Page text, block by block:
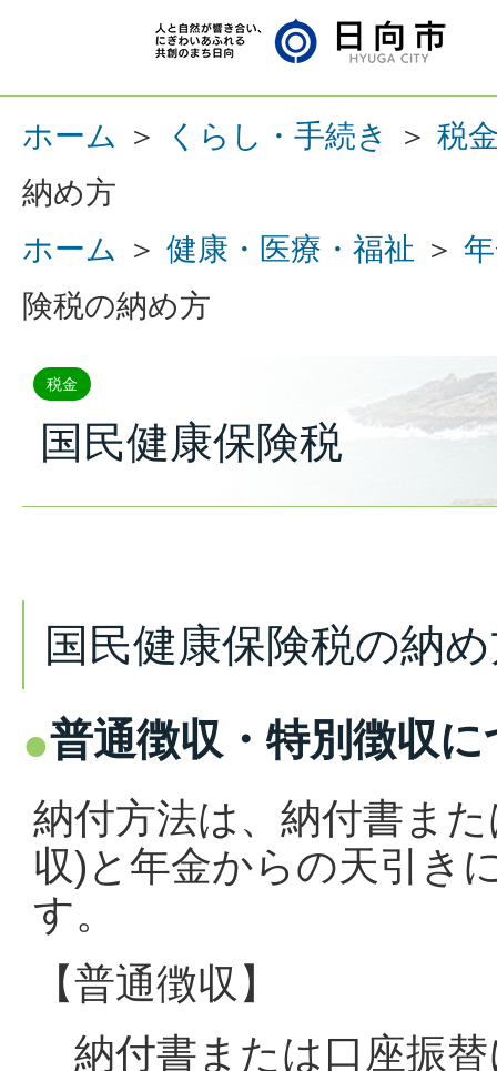
ホーム ＞ くらし・手続き ＞ 税
納め方
ホーム
＞ 健康・医療・福祉 ＞
険税の納め方
税金
国民健康保険税
国民健康保険税の納
普通徴収・特別徴収
納付方法は、納付書ま
収)と年金からの天引き
す。
【普通徴収】
納付書または口座振